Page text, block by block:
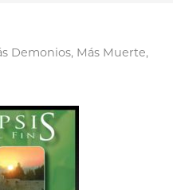
Demonios, Más Muerte,